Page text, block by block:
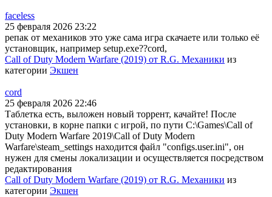
faceless
25 февраля 2026 23:22
репак от механиков это уже сама игра скачаете или только её
установщик, например setup.exe??cord,
Call of Duty Modern Warfare (2019) от R.G. Механики из
категории Экшен
cord
25 февраля 2026 22:46
Таблетка есть, выложен новый торрент, качайте! После
установки, в корне папки с игрой, по пути C:\Games\Call of
Duty Modern Warfare 2019\Call of Duty Modern
Warfare\steam_settings находится файл "configs.user.ini", он
нужен для смены локализации и осуществляется посредством
редактирования
Call of Duty Modern Warfare (2019) от R.G. Механики из
категории Экшен